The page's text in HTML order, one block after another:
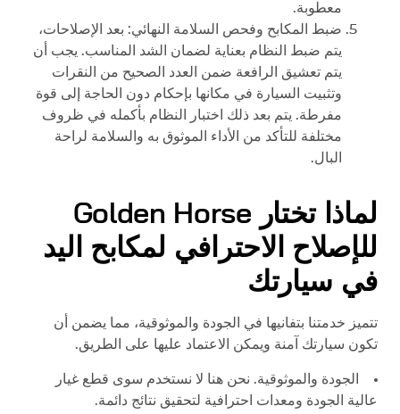
معطوبة.
ضبط المكابح وفحص السلامة النهائي: بعد الإصلاحات،
يتم ضبط النظام بعناية لضمان الشد المناسب. يجب أن
يتم تعشيق الرافعة ضمن العدد الصحيح من النقرات
وتثبيت السيارة في مكانها بإحكام دون الحاجة إلى قوة
مفرطة. يتم بعد ذلك اختبار النظام بأكمله في ظروف
مختلفة للتأكد من الأداء الموثوق به والسلامة لراحة
البال.
لماذا تختار Golden Horse
للإصلاح الاحترافي لمكابح اليد
في سيارتك
تتميز خدمتنا بتفانيها في الجودة والموثوقية، مما يضمن أن
تكون سيارتك آمنة ويمكن الاعتماد عليها على الطريق.
الجودة والموثوقية. نحن هنا لا نستخدم سوى قطع غيار
عالية الجودة ومعدات احترافية لتحقيق نتائج دائمة.